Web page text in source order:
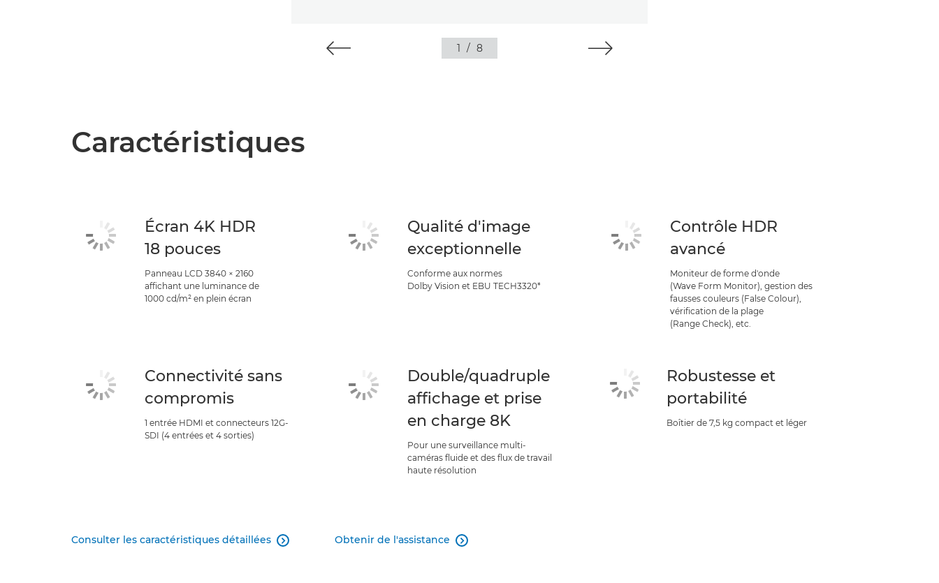
1 / 8
Caractéristiques
Écran 4K HDR
18 pouces
Panneau LCD 3840 × 2160
affichant une luminance de
1000 cd/m² en plein écran
Qualité d'image
exceptionnelle
Conforme aux normes
Dolby Vision et EBU TECH3320*
Contrôle HDR
avancé
Moniteur de forme d'onde
(Wave Form Monitor), gestion des
fausses couleurs (False Colour),
vérification de la plage
(Range Check), etc.
Connectivité sans
compromis
1 entrée HDMI et connecteurs 12G-
SDI (4 entrées et 4 sorties)
Double/quadruple
affichage et prise
en charge 8K
Pour une surveillance multi-
caméras fluide et des flux de travail
haute résolution
Robustesse et
portabilité
Boîtier de 7,5 kg compact et léger
Consulter les caractéristiques détaillées  Obtenir de l'assistance 